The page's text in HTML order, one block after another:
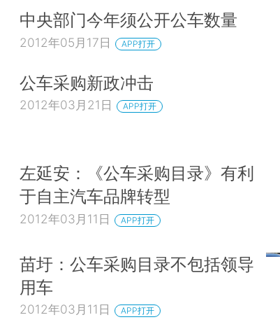
中央部门今年须公开公车数量
2012年05月17日 APP打开
公车采购新政冲击
2012年03月21日 APP打开
左延安：《公车采购目录》有利
于自主汽车品牌转型
2012年03月11日 APP打开
苗圩：公车采购目录不包括领导
用车
2012年03月11日 APP打开